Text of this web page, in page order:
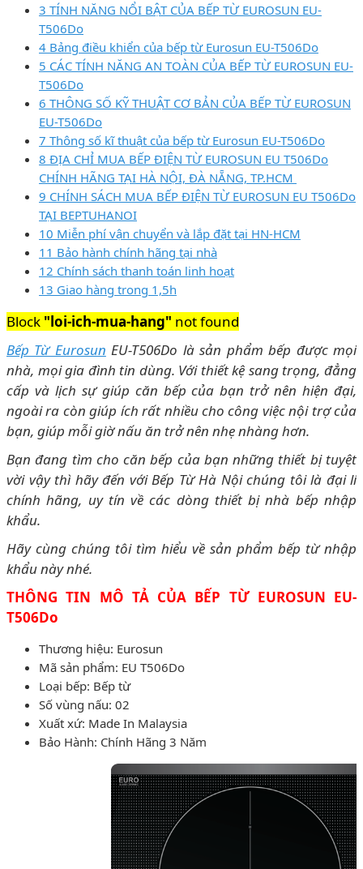
3 TÍNH NĂNG NỔI BẬT CỦA BẾP TỪ EUROSUN EU-
T506Do
4 Bảng điều khiển của bếp từ Eurosun EU-T506Do
5 CÁC TÍNH NĂNG AN TOÀN CỦA BẾP TỪ EUROSUN EU-
T506Do
6 THÔNG SỐ KỸ THUẬT CƠ BẢN CỦA BẾP TỪ EUROSUN
EU-T506Do
7 Thông số kĩ thuật của bếp từ Eurosun EU-T506Do
8 ĐỊA CHỈ MUA BẾP ĐIỆN TỪ EUROSUN EU T506Do
CHÍNH HÃNG TẠI HÀ NỘI, ĐÀ NẴNG, TP.HCM
9 CHÍNH SÁCH MUA BẾP ĐIỆN TỪ EUROSUN EU T506Do
TẠI BEPTUHANOI
10 Miễn phí vận chuyển và lắp đặt tại HN-HCM
11 Bảo hành chính hãng tại nhà
12 Chính sách thanh toán linh hoạt
13 Giao hàng trong 1,5h
Block "loi-ich-mua-hang" not found
Bếp Từ Eurosun EU-T506Do là sản phẩm bếp được mọi
nhà, mọi gia đình tin dùng. Với thiết kệ sang trọng, đẳng
cấp và lịch sự giúp căn bếp của bạn trở nên hiện đại,
ngoài ra còn giúp ích rất nhiều cho công việc nội trợ của
bạn, giúp mỗi giờ nấu ăn trở nên nhẹ nhàng hơn.
Bạn đang tìm cho căn bếp của bạn những thiết bị tuyệt
vời vậy thì hãy đến với Bếp Từ Hà Nội chúng tôi là đại lí
chính hãng, uy tín về các dòng thiết bị nhà bếp nhập
khẩu.
Hãy cùng chúng tôi tìm hiểu về sản phẩm bếp từ nhập
khẩu này nhé.
THÔNG TIN MÔ TẢ CỦA BẾP TỪ EUROSUN EU-
T506Do
Thương hiệu: Eurosun
Mã sản phẩm: EU T506Do
Loại bếp: Bếp từ
Số vùng nấu: 02
Xuất xứ: Made In Malaysia
Bảo Hành: Chính Hãng 3 Năm